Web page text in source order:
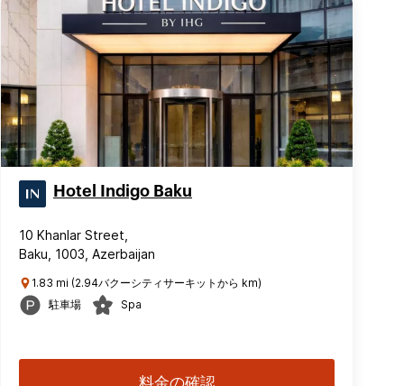
Hotel Indigo Baku
10 Khanlar Street,
Baku, 1003, Azerbaijan
1.83 mi (2.94バクーシティサーキットから km)
駐車場
Spa
料金の確認